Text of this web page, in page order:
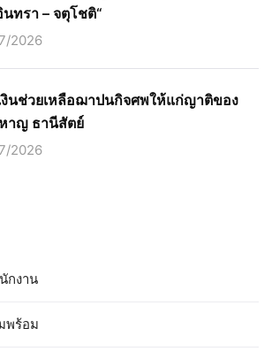
ทรา – จตุโชติ“
2026
งินช่วยเหลือฌาปนกิจศพให้แก่ญาติของ
าญ ธานีสัตย์
2026
กงาน
พร้อม